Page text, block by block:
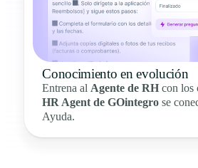
Conocimiento en evolución
Entrena al Agente de RH con los
HR Agent de GOintegro se
Ayuda.